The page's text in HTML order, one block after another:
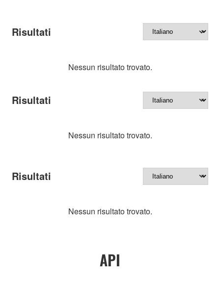
Risultati
Nessun risultato trovato.
Risultati
Nessun risultato trovato.
Risultati
Nessun risultato trovato.
API